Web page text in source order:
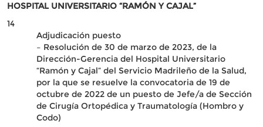
HOSPITAL UNIVERSITARIO “RAMÓN Y CAJAL”
14
Adjudicación puesto
– Resolución de 30 de marzo de 2023, de la
Dirección-Gerencia del Hospital Universitario
“Ramón y Cajal” del Servicio Madrileño de la Salud,
por la que se resuelve la convocatoria de 19 de
octubre de 2022 de un puesto de Jefe/a de Sección
de Cirugía Ortopédica y Traumatología (Hombro y
Codo)